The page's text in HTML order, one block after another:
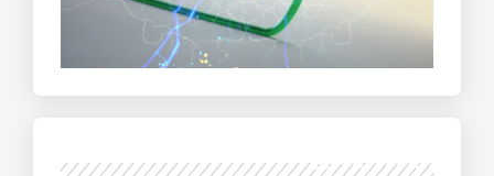
دیجیتال‌سازی